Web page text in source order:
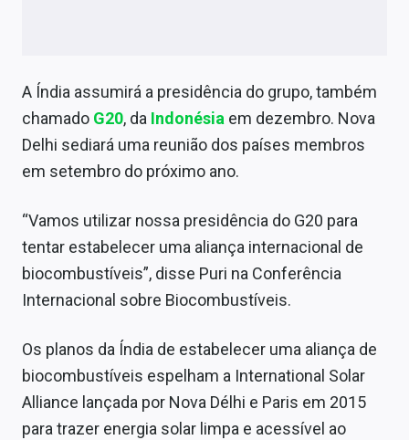
Contato
A Índia assumirá a presidência do grupo, também
chamado G20, da Indonésia em dezembro. Nova
Delhi sediará uma reunião dos países membros
em setembro do próximo ano.
“Vamos utilizar nossa presidência do G20 para
tentar estabelecer uma aliança internacional de
biocombustíveis”, disse Puri na Conferência
Internacional sobre Biocombustíveis.
Os planos da Índia de estabelecer uma aliança de
biocombustíveis espelham a International Solar
Alliance lançada por Nova Délhi e Paris em 2015
para trazer energia solar limpa e acessível ao